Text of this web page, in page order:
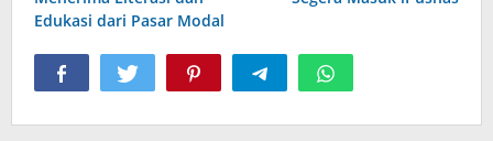
Edukasi dari Pasar Modal